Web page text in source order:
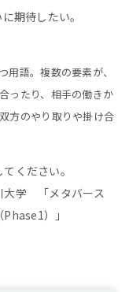
期待したい。
語。複数の要素が、
ったり、相手の働きか
方のやり取りや掛け合
ください。
大学 「メタバース
）」